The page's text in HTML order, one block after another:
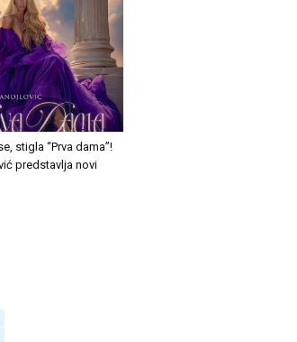
stigla “Prva dama”!
predstavlja novi